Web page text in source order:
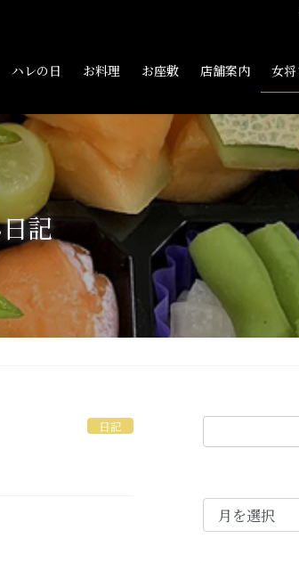
ハレの日 お料理 お座敷 店舗案内 女
記
日記
年